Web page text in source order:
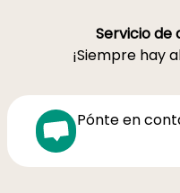
Servicio de
¡Siempre hay
Pónte en